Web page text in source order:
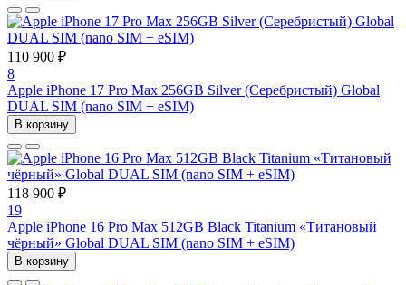
110 900 ₽
8
Apple iPhone 17 Pro Max 256GB Silver (Серебристый) Global
DUAL SIM (nano SIM + eSIM)
В корзину
118 900 ₽
19
Apple iPhone 16 Pro Max 512GB Black Titanium «Титановый
чёрный» Global DUAL SIM (nano SIM + eSIM)
В корзину